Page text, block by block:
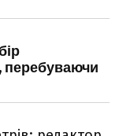
перебуваючи